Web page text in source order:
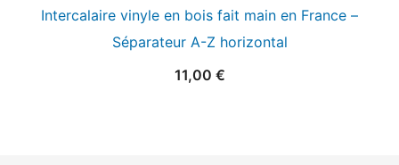
Intercalaire vinyle en bois fait main en France –
Séparateur A-Z horizontal
11,00 €